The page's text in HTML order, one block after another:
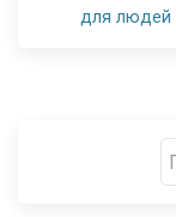
для людей